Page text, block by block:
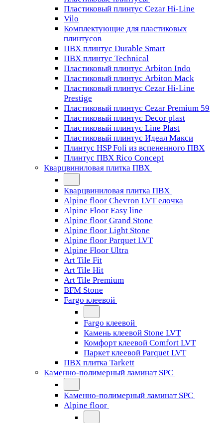
Пластиковый плинтус Cezar Hi-Line
Vilo
Комплектующие для пластиковых
плинтусов
ПВХ плинтус Durable Smart
ПВХ плинтус Technical
Пластиковый плинтус Arbiton Indo
Пластиковый плинтус Arbiton Mack
Пластиковый плинтус Cezar Hi-Line
Prestige
Пластиковый плинтус Cezar Premium 59
Пластиковый плинтус Decor plast
Пластиковый плинтус Line Plast
Пластиковый плинтус Идеал Макси
Плинтус HSP Foli из вспененного ПВХ
Плинтус ПВХ Rico Concept
Кварцвиниловая плитка ПВХ
Кварцвиниловая плитка ПВХ
Alpine floor Chevron LVT елочка
Alpine Floor Easy line
Alpine floor Grand Stone
Alpine floor Light Stone
Alpine floor Parquet LVT
Alpine Floor Ultra
Art Tile Fit
Art Tile Hit
Art Tile Premium
BFM Stone
Fargo клеевой
Fargo клеевой
Камень клеевой Stone LVT
Комфорт клеевой Comfort LVT
Паркет клеевой Parquet LVT
ПВХ плитка Tarkett
Каменно-полимерный ламинат SPC
Каменно-полимерный ламинат SPC
Alpine floor